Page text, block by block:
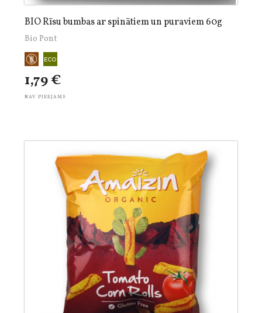
BIO Rīsu bumbas ar spinātiem un puraviem 60g
Bio Pont
1,79 €
NAV PIEEJAMS